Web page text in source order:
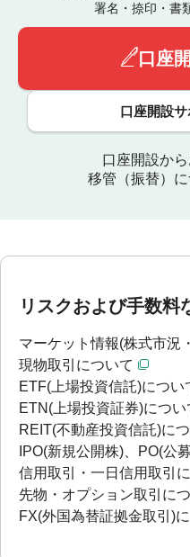
署名・捺印・書
口座
口座開設
口座開設か
移管（振替）
リスクおよび手数料
マーケット情報(株式市況
現物取引について
ETF(上場投資信託)につい
ETN(上場投資証券)につい
REIT(不動産投資信託)に
IPO(新規公開株)、PO(公
信用取引・一日信用取引
先物・オプション取引に
FX(外国為替証拠金取引)